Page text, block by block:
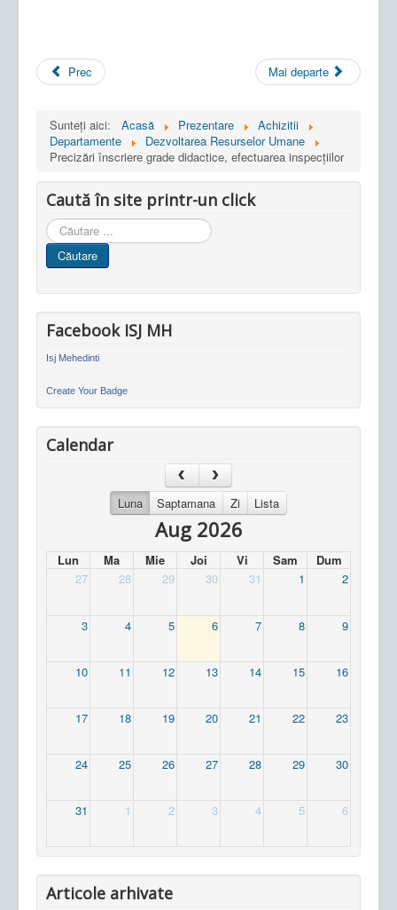
Prec Mai departe
Sunteți aici: Acasă Prezentare
Achizitii
Departamente
Dezvoltarea Resurselor Umane
Precizări înscriere grade didactice, efectuarea inspecțiilor
Caută în site printr-un click
Cauta
in
site
Căutare
Facebook ISJ MH
Isj Mehedinti
Create Your Badge
Calendar
Luna Saptamana Zi Lista
Aug 2026
Lun Ma Mie Joi Vi Sam
Dum
27
28 29 30 31 1 2
3 4 5 6 7 8 9
10 11 12 13 14 15 16
17 18 19 20 21 22 23
24 25 26 27 28 29 30
31 1 2 3 4 5 6
Articole arhivate